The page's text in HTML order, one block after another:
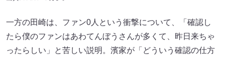
一方の田崎は、ファン0人という衝撃について、「確認し
たら僕のファンはあわてんぼうさんが多くて、昨日来ちゃ
ったらしい」と苦しい説明。濱家が「どういう確認の仕方